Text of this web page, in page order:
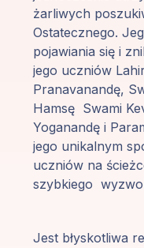
żarliwych
Ostatecznego.
pojawiania się i
jego uczniów
Pranavanandę,
Hamsę Swami
Yoganandę i
jego unikalnym
uczniów na
szybkiego
Jest błyskotliwa